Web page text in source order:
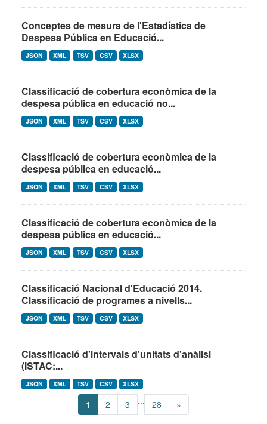
Conceptes de mesura de l'Estadística de
Despesa Pública en Educació...
JSON XML TSV CSV XLSX
Classificació de cobertura econòmica de la
despesa pública en educació no...
JSON XML TSV CSV XLSX
Classificació de cobertura econòmica de la
despesa pública en educació...
JSON XML TSV CSV XLSX
Classificació de cobertura econòmica de la
despesa pública en educació...
JSON XML TSV CSV XLSX
Classificació Nacional d'Educació 2014.
Classificació de programes a nivells...
JSON XML TSV CSV XLSX
Classificació d'intervals d'unitats d'anàlisi
(ISTAC:...
JSON XML TSV CSV XLSX
1 2 3 ... 28 »